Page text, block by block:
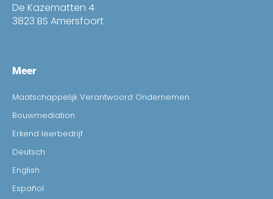
De Kazematten 4
3823 BS Amersfoort
Meer
Maatschappelijk Verantwoord Ondernemen
Bouwmediation
Erkend leerbedrijf
Deutsch
English
Español